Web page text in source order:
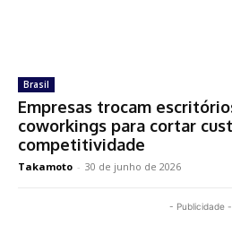
Brasil
Empresas trocam
coworkings para cortar
competitividade
Takamoto - 30 de junho de 2026
- Publicidade -